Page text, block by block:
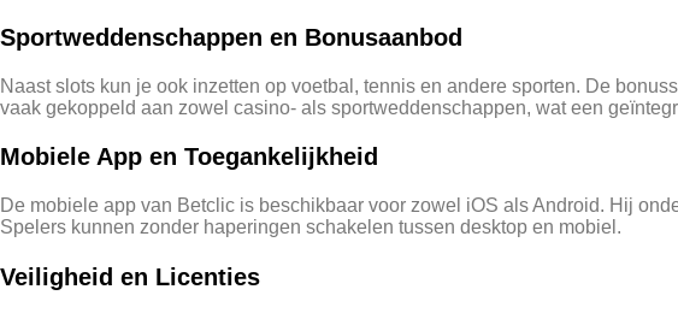
Sportweddenschappen en Bonusaanbod
Naast slots kun je ook inzetten op voetbal, tennis en andere sporten. De
vaak gekoppeld aan zowel casino‑ als sportweddenschappen, wat een
Mobiele App en Toegankelijkheid
De mobiele app van Betclic is beschikbaar voor zowel iOS als Android. Hij
Spelers kunnen zonder haperingen schakelen tussen desktop en mobiel.
Veiligheid en Licenties